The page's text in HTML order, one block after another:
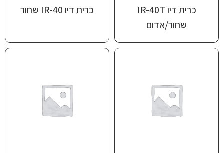
שחור/אדום
כרית דיו ‎IR-40‏ שחור